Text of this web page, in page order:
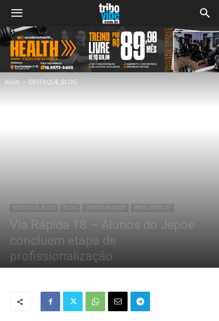
Início DESTAQUE_BLOG
DESTAQUE_BLOG BLOG OPORTUNIDADE PRES. EPITÁCIO
Via Rápida 18 – Alunos do Jepoe
concluem etapa de
profissionalização